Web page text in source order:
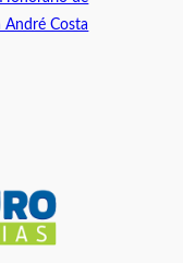
André Costa